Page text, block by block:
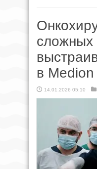
сложных
в Medion
14.01.2026 05:10